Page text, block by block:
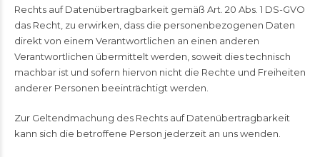
Rechts auf Datenübertragbarkeit gemäß Art. 20 Abs. 1 DS-GVO
das Recht, zu erwirken, dass die personenbezogenen Daten
direkt von einem Verantwortlichen an einen anderen
Verantwortlichen übermittelt werden, soweit dies technisch
machbar ist und sofern hiervon nicht die Rechte und Freiheiten
anderer Personen beeinträchtigt werden.
Zur Geltendmachung des Rechts auf Datenübertragbarkeit
kann sich die betroffene Person jederzeit an uns wenden.